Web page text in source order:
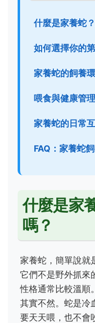
什麼是家養蛇
如何選擇你的
家養蛇的飼養
喂食與健康管
家養蛇的日常
FAQ：家養蛇
什麼是家
嗎？
家養蛇，簡單說就
它們不是野外抓來
性格通常比較溫順
其實不然。蛇是冷
要天天喂，也不會